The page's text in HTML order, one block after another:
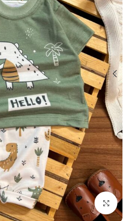
بزرگنمایی تصویر